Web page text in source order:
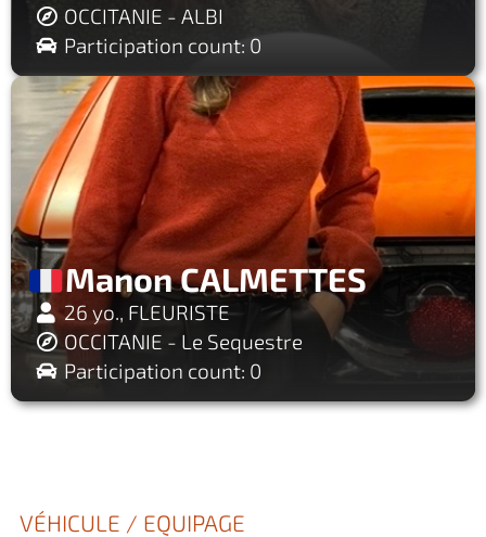
OCCITANIE - ALBI
Participation count: 0
Manon CALMETTES
26 yo., FLEURISTE
OCCITANIE - Le Sequestre
Participation count: 0
VÉHICULE / EQUIPAGE